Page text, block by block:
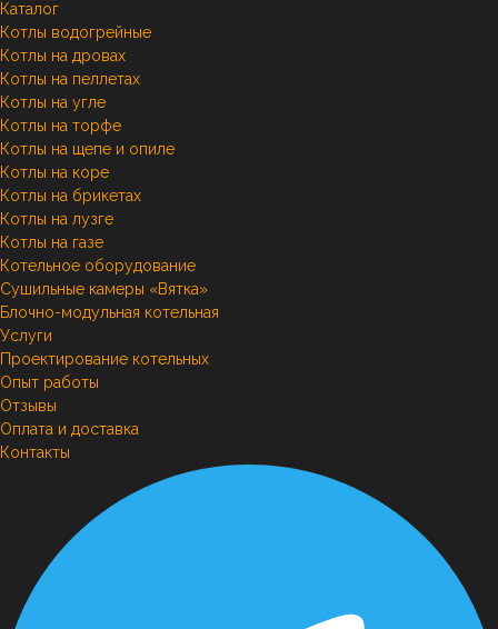
Каталог
Котлы водогрейные
Котлы на дровах
Котлы на пеллетах
Котлы на угле
Котлы на торфе
Котлы на щепе и опиле
Котлы на коре
Котлы на брикетах
Котлы на лузге
Котлы на газе
Котельное оборудование
Сушильные камеры «Вятка»
Блочно-модульная котельная
Услуги
Проектирование котельных
Опыт работы
Отзывы
Оплата и доставка
Контакты